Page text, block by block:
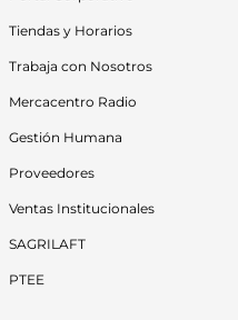
Tiendas y Horarios
Trabaja con Nosotros
Mercacentro Radio
Gestión Humana
Proveedores
Ventas Institucionales
SAGRILAFT
PTEE